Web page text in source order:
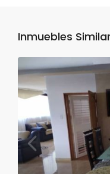
Inmuebles